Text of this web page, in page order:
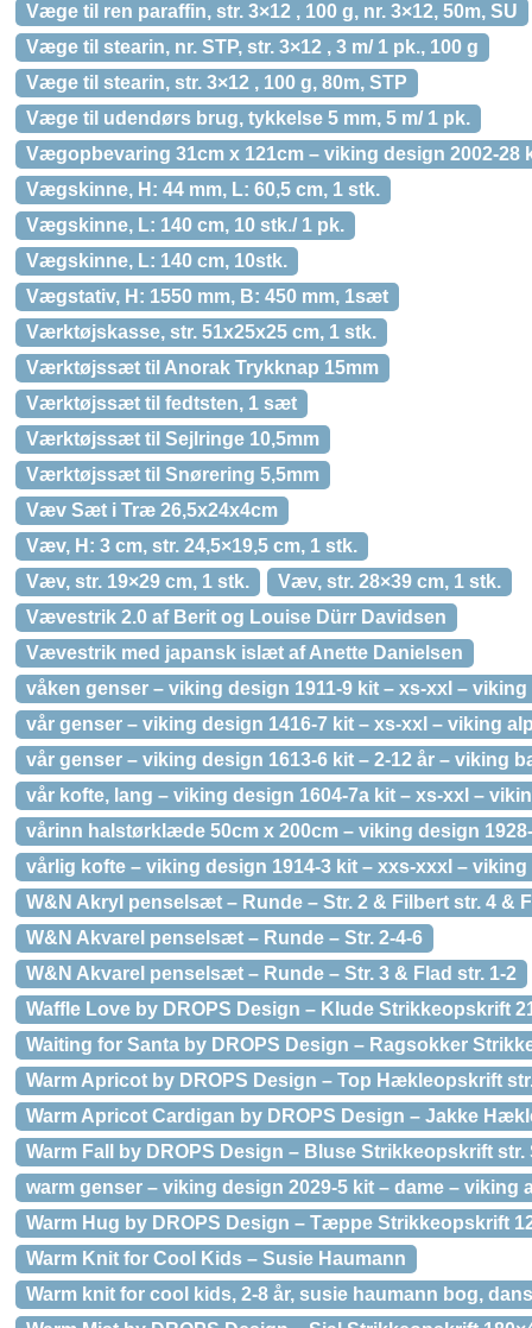
Væge til ren paraffin, str. 3×12 , 100 g, nr. 3×12, 50m, SU
Væge til stearin, nr. STP, str. 3×12 , 3 m/ 1 pk., 100 g
Væge til stearin, str. 3×12 , 100 g, 80m, STP
Væge til udendørs brug, tykkelse 5 mm, 5 m/ 1 pk.
Vægopbevaring 31cm x 121cm – viking design 2002-28
Vægskinne, H: 44 mm, L: 60,5 cm, 1 stk.
Vægskinne, L: 140 cm, 10 stk./ 1 pk.
Vægskinne, L: 140 cm, 10stk.
Vægstativ, H: 1550 mm, B: 450 mm, 1sæt
Værktøjskasse, str. 51x25x25 cm, 1 stk.
Værktøjssæt til Anorak Trykknap 15mm
Værktøjssæt til fedtsten, 1 sæt
Værktøjssæt til Sejlringe 10,5mm
Værktøjssæt til Snørering 5,5mm
Væv Sæt i Træ 26,5x24x4cm
Væv, H: 3 cm, str. 24,5×19,5 cm, 1 stk.
Væv, str. 19×29 cm, 1 stk.
Væv, str. 28×39 cm, 1 stk.
Vævestrik 2.0 af Berit og Louise Dürr Davidsen
Vævestrik med japansk islæt af Anette Danielsen
våken genser – viking design 1911-9 kit – xs-xxl – viking
vår genser – viking design 1416-7 kit – xs-xxl – viking
vår genser – viking design 1613-6 kit – 2-12 år – viking
vår kofte, lang – viking design 1604-7a kit – xs-xxl –
vårinn halstørklæde 50cm x 200cm – viking design
vårlig kofte – viking design 1914-3 kit – xxs-xxxl –
W&N Akryl penselsæt – Runde – Str. 2 & Filbert str. 4 &
W&N Akvarel penselsæt – Runde – Str. 2-4-6
W&N Akvarel penselsæt – Runde – Str. 3 & Flad str. 1-2
Waffle Love by DROPS Design – Klude Strikkeopskrift
Waiting for Santa by DROPS Design – Ragsokker
Warm Apricot by DROPS Design – Top Hækleopskrift
Warm Apricot Cardigan by DROPS Design – Jakke
Warm Fall by DROPS Design – Bluse Strikkeopskrift str.
warm genser – viking design 2029-5 kit – dame – viking
Warm Hug by DROPS Design – Tæppe Strikkeopskrift
Warm Knit for Cool Kids – Susie Haumann
Warm knit for cool kids, 2-8 år, susie haumann bog,